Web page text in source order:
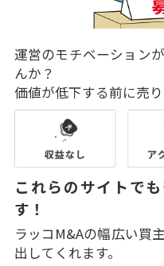
運営のモチベーション
んか？
価値が低下する前に売
これらのサイトでも
す！
ラッコM&Aの幅広い買
出してくれます。